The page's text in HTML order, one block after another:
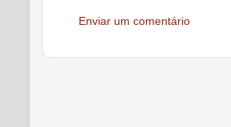
Enviar um comentário